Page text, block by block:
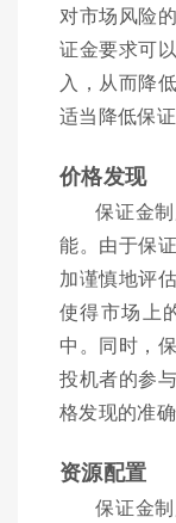
对市场风险
证金要求可
入，从而降
适当降低保
价格发现
保证金
能。由于保
加谨慎地评
使得市场上
中。同时，
投机者的参
格发现的准确
资源配置
保证金